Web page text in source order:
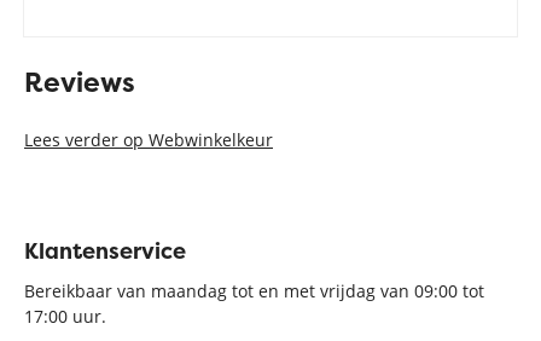
Reviews
Lees verder op Webwinkelkeur
Klantenservice
Bereikbaar van maandag tot en met vrijdag van 09:00 tot
17:00 uur.